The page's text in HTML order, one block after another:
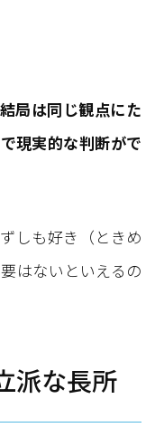
局は同じ観点にた
現実的な判断がで
しも好き（ときめ
はないといえるの
派な長所